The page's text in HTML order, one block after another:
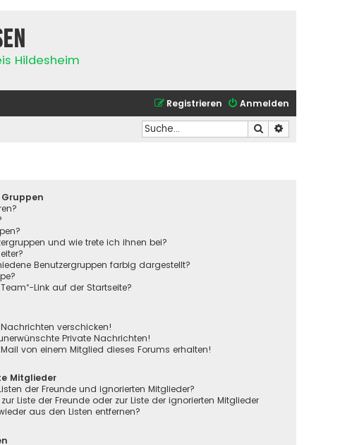
Hildesheim
Anmelden
Registrieren
Suche
und wie trete ich ihnen bei?
Benutzergruppen farbig dargestellt?
Link auf der Startseite?
verschicken!
Private Nachrichten!
von einem Mitglied dieses Forums erhalten!
Mitglieder
der Freunde und ignorierten Mitglieder?
Liste der Freunde oder zur Liste der ignorierten Mitglieder
aus den Listen entfernen?